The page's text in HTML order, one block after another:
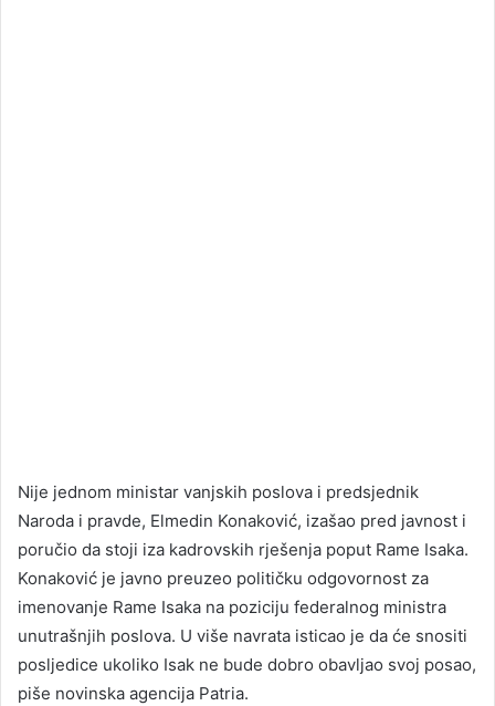
Nije jednom ministar vanjskih poslova i predsjednik
Naroda i pravde, Elmedin Konaković, izašao pred javnost i
poručio da stoji iza kadrovskih rješenja poput Rame Isaka.
Konaković je javno preuzeo političku odgovornost za
imenovanje Rame Isaka na poziciju federalnog ministra
unutrašnjih poslova. U više navrata isticao je da će snositi
posljedice ukoliko Isak ne bude dobro obavljao svoj posao,
piše novinska agencija Patria.